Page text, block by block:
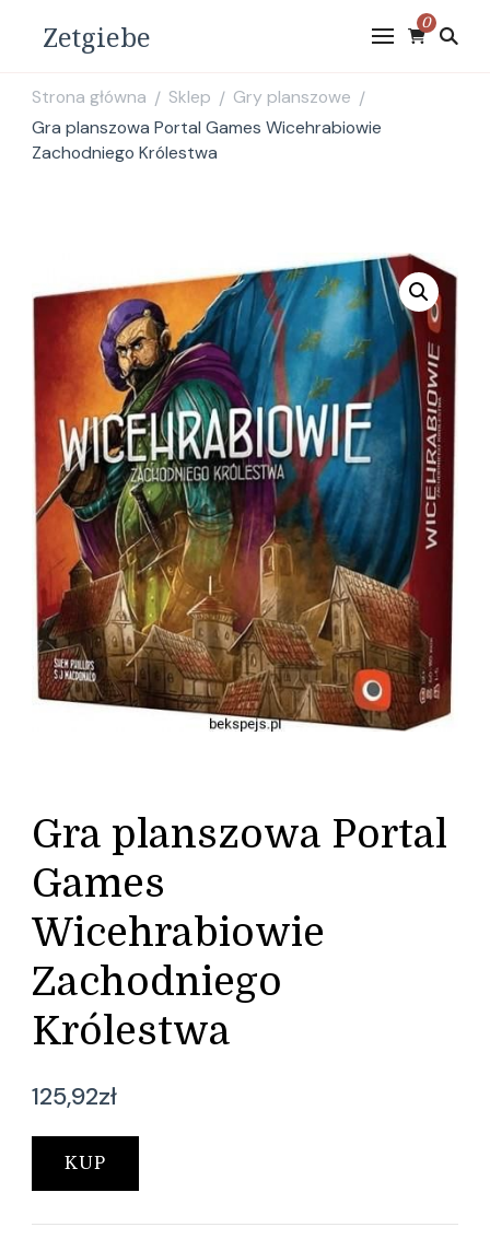
Zetgiebe 0
Strona główna / Sklep / Gry planszowe /
Gra planszowa Portal Games Wicehrabiowie
Zachodniego Królestwa
Gra planszowa Portal
Games
Wicehrabiowie
Zachodniego
Królestwa
125,92zł
KUP